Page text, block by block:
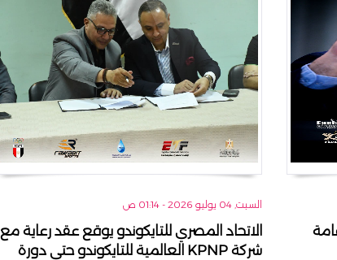
السبت, 04 يوليو 2026 - 01:14 ص
الاتحاد المصري للتايكوندو يوقع عقد رعاية مع
شركة KPNP العالمية للتايكوندو حتى دورة